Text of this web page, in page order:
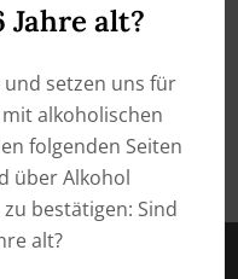
Jahre alt?
setzen uns für
alkoholischen
folgenden Seiten
über Alkohol
bestätigen: Sind
alt?